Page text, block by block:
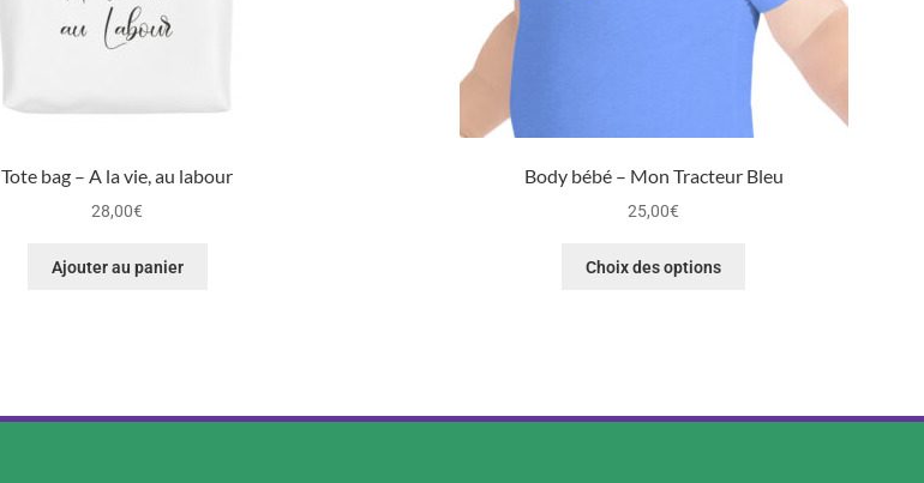
Tote bag – A la vie, au labour
28,00€
Ajouter au panier
Body bébé – Mon Tracteur Bleu
25,00€
Choix des options